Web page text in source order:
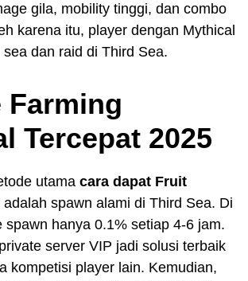
gila, mobility tinggi, dan combo
karena itu, player dengan Mythical
dan raid di Third Sea.
Farming
Tercepat 2025
utama cara dapat Fruit
adalah spawn alami di Third Sea. Di
spawn hanya 0.1% setiap 4-6 jam.
server VIP jadi solusi terbaik
kompetisi player lain. Kemudian,